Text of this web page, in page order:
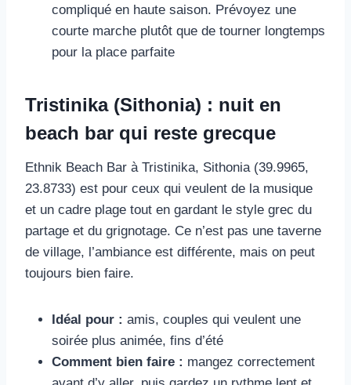
compliqué en haute saison. Prévoyez une
courte marche plutôt que de tourner longtemps
pour la place parfaite
Tristinika (Sithonia) : nuit en
beach bar qui reste grecque
Ethnik Beach Bar à Tristinika, Sithonia (39.9965,
23.8733) est pour ceux qui veulent de la musique
et un cadre plage tout en gardant le style grec du
partage et du grignotage. Ce n’est pas une taverne
de village, l’ambiance est différente, mais on peut
toujours bien faire.
Idéal pour : amis, couples qui veulent une
soirée plus animée, fins d’été
Comment bien faire : mangez correctement